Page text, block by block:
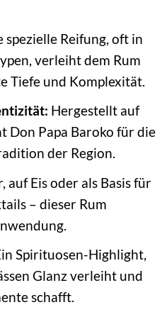
spezielle Reifung, oft in
verleiht dem Rum
Tiefe und Komplexität.
Hergestellt auf
Don Papa Baroko für die
der Region.
auf Eis oder als Basis für
– dieser Rum
Spirituosen-Highlight,
Glanz verleiht und
schafft.